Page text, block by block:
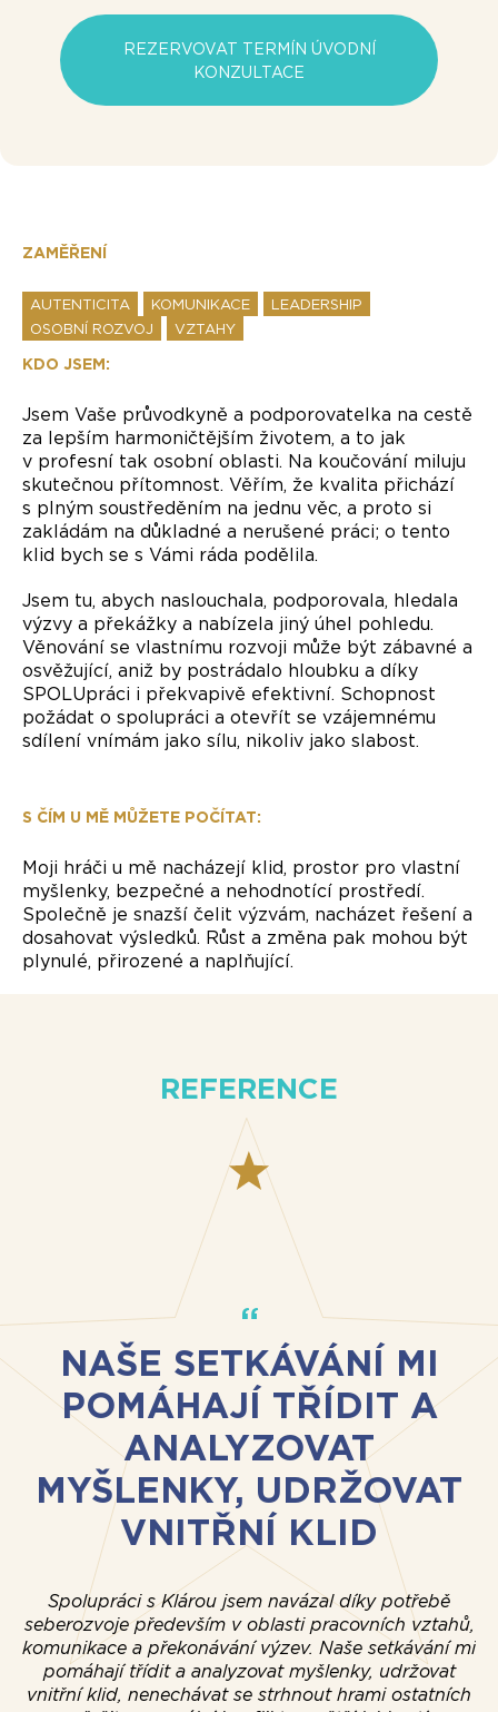
REZERVOVAT TERMÍN ÚVODNÍ
KONZULTACE
ZAMĚŘENÍ
AUTENTICITA KOMUNIKACE
LEADERSHIP
OSOBNÍ ROZVOJ
VZTAHY
KDO JSEM:
Jsem Vaše průvodkyně a podporovatelka na cestě
za lepším harmoničtějším životem, a to jak
v profesní tak osobní oblasti. Na koučování miluju
skutečnou přítomnost. Věřím, že kvalita přichází
s plným soustředěním na jednu věc, a proto si
zakládám na důkladné a nerušené práci; o tento
klid bych se s Vámi ráda podělila.
Jsem tu, abych naslouchala, podporovala, hledala
výzvy a překážky a nabízela jiný úhel pohledu.
Věnování se vlastnímu rozvoji může být zábavné a
osvěžující, aniž by postrádalo hloubku a díky
SPOLUpráci i překvapivě efektivní. Schopnost
požádat o spolupráci a otevřít se vzájemnému
sdílení vnímám jako sílu, nikoliv jako slabost.
S ČÍM U MĚ MŮŽETE POČÍTAT:
Moji hráči u mě nacházejí klid, prostor pro vlastní
myšlenky, bezpečné a nehodnotící prostředí.
Společně je snazší čelit výzvám, nacházet řešení a
dosahovat výsledků. Růst a změna pak mohou být
plynulé, přirozené a naplňující.
REFERENCE
NAŠE SETKÁVÁNÍ MI
POMÁHAJÍ TŘÍDIT A
ANALYZOVAT
MYŠLENKY, UDRŽOVAT
VNITŘNÍ KLID
Spolupráci s Klárou jsem navázal díky potřebě
seberozvoje především v oblasti pracovních vztahů,
komunikace a překonávání výzev. Naše setkávání mi
pomáhají třídit a analyzovat myšlenky, udržovat
vnitřní klid, nenechávat se strhnout hrami ostatních